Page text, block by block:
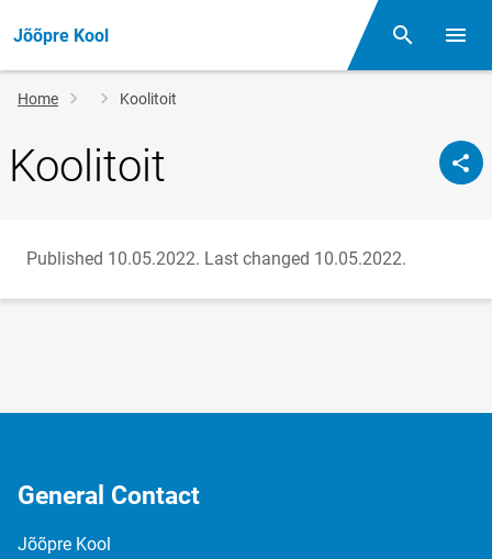
Jõõpre Kool Otsing
Breadcrumb
Home Koolitoit
Koolitoit
Published 10.05.2022. Last changed 10.05.2022.
General Contact
Jõõpre Kool